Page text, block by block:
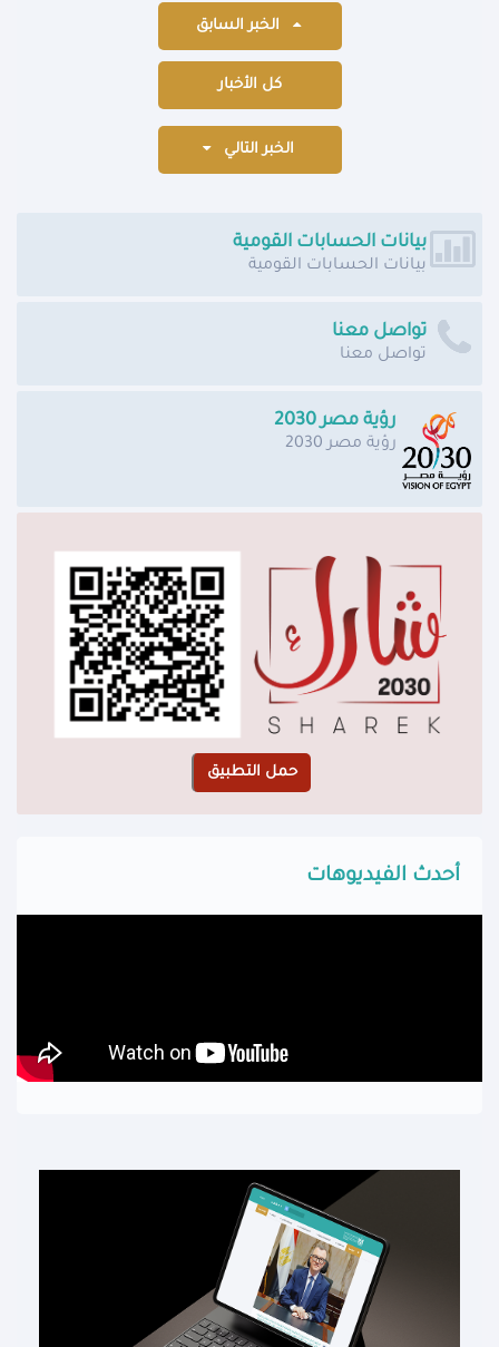
الخبر السابق
كل الأخبار
الخبر التالي
بيانات الحسابات القومية
بيانات الحسابات القومية
تواصل معنا
تواصل معنا
رؤية مصر 2030
رؤية مصر 2030
أحدث الفيديوهات